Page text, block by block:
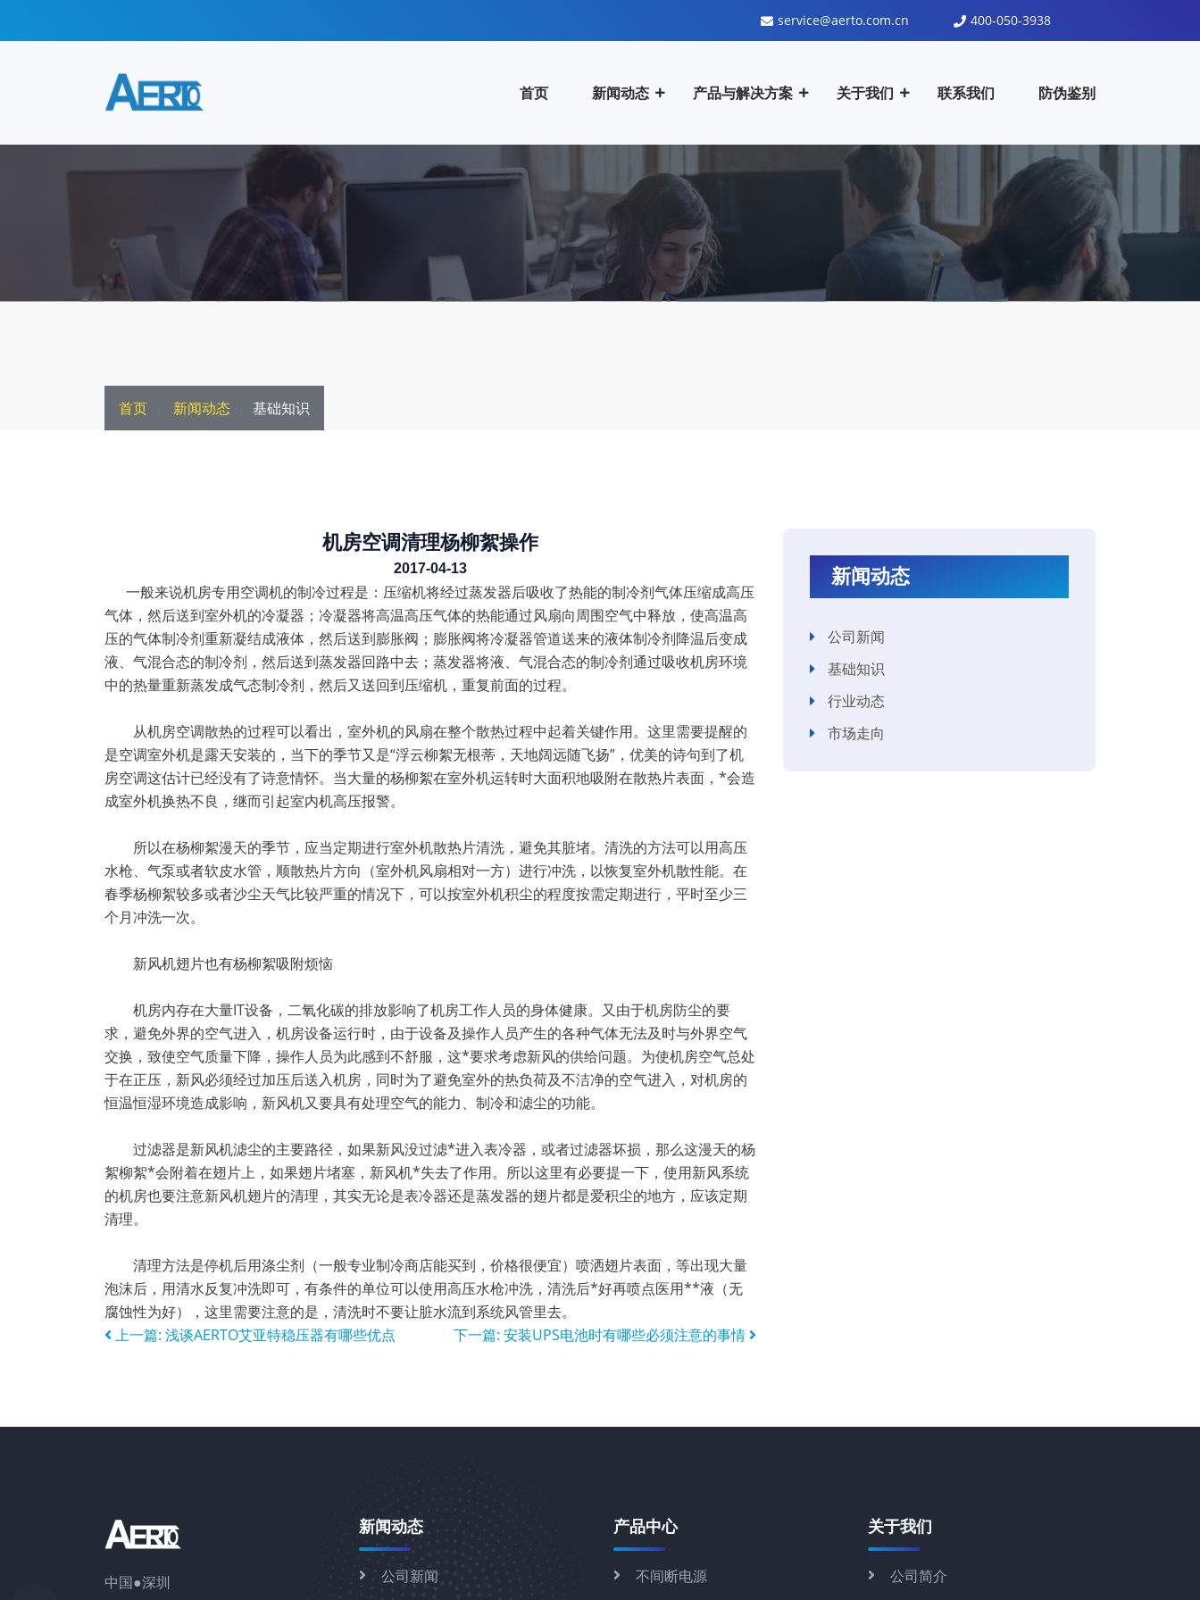
service@aerto.com.cn 400-050-3938
首页 新闻动态 产品与解决方案 关于我们 联系我们 防伪鉴别
首页 新闻动态 基础知识
机房空调清理杨柳絮操作
2017-04-13
一般来说机房专用空调机的制冷过程是：压缩机将经过蒸发器后吸收了热能的制冷剂气体压缩成高压
气体，然后送到室外机的冷凝器；冷凝器将高温高压气体的热能通过风扇向周围空气中释放，使高温高
压的气体制冷剂重新凝结成液体，然后送到膨胀阀；膨胀阀将冷凝器管道送来的液体制冷剂降温后变成
液、气混合态的制冷剂，然后送到蒸发器回路中去；蒸发器将液、气混合态的制冷剂通过吸收机房环境
中的热量重新蒸发成气态制冷剂，然后又送回到压缩机，重复前面的过程。
从机房空调散热的过程可以看出，室外机的风扇在整个散热过程中起着关键作用。这里需要提醒的
是空调室外机是露天安装的，当下的季节又是“浮云柳絮无根蒂，天地阔远随飞扬”，优美的诗句到了机
房空调这估计已经没有了诗意情怀。当大量的杨柳絮在室外机运转时大面积地吸附在散热片表面，*会造
成室外机换热不良，继而引起室内机高压报警。
所以在杨柳絮漫天的季节，应当定期进行室外机散热片清洗，避免其脏堵。清洗的方法可以用高压
水枪、气泵或者软皮水管，顺散热片方向（室外机风扇相对一方）进行冲洗，以恢复室外机散性能。在
春季杨柳絮较多或者沙尘天气比较严重的情况下，可以按室外机积尘的程度按需定期进行，平时至少三
个月冲洗一次。
新风机翅片也有杨柳絮吸附烦恼
机房内存在大量IT设备，二氧化碳的排放影响了机房工作人员的身体健康。又由于机房防尘的要
求，避免外界的空气进入，机房设备运行时，由于设备及操作人员产生的各种气体无法及时与外界空气
交换，致使空气质量下降，操作人员为此感到不舒服，这*要求考虑新风的供给问题。为使机房空气总处
于在正压，新风必须经过加压后送入机房，同时为了避免室外的热负荷及不洁净的空气进入，对机房的
恒温恒湿环境造成影响，新风机又要具有处理空气的能力、制冷和滤尘的功能。
过滤器是新风机滤尘的主要路径，如果新风没过滤*进入表冷器，或者过滤器坏损，那么这漫天的杨
絮柳絮*会附着在翅片上，如果翅片堵塞，新风机*失去了作用。所以这里有必要提一下，使用新风系统
的机房也要注意新风机翅片的清理，其实无论是表冷器还是蒸发器的翅片都是爱积尘的地方，应该定期
清理。
清理方法是停机后用涤尘剂（一般专业制冷商店能买到，价格很便宜）喷洒翅片表面，等出现大量
泡沫后，用清水反复冲洗即可，有条件的单位可以使用高压水枪冲洗，清洗后*好再喷点医用**液（无
腐蚀性为好），这里需要注意的是，清洗时不要让脏水流到系统风管里去。
上一篇: 浅谈AERTO艾亚特稳压器有哪些优点 下一篇: 安装UPS电池时有哪些必须注意的事情
新闻动态
公司新闻
基础知识
行业动态
市场走向
中国●深圳
新闻动态
公司新闻
产品中心
不间断电源
关于我们
公司简介